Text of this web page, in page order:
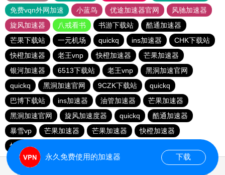
免费vqn外网加速
小蓝鸟 优途加速器官网
风驰加速器
旋风加速器
八戒看书 书游下载站
酷通加速器
芒果下载站
一元机场 quickq ins加速器
CHK下载站
快橙加速器
老王vnp 快橙加速器
芒果加速器
银河加速器
6513下载站 老王vnp
黑洞加速官网
quickq
黑洞加速官网 9CZK下载站
quickq
巴博下载站
ins加速器 油管加速器
芒果加速器
黑洞加速官网
旋风加速度器 quickq
酷通加速器
暴雪vp
芒果加速器 芒果加速器
快橙加速器
快橙加速器
永久免费使用的加速器 下载